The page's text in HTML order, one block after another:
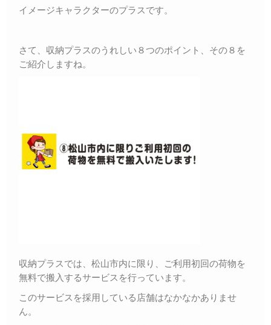
イメージキャラクターのプラスです。
さて、収納プラスのうれしい８つのポイント、その８を
ご紹介しますね。
収納プラスでは、松山市内に限り、ご利用初回の荷物を
無料で搬入するサービスを行っています。
このサービスを採用している店舗はなかなかありませ
ん。